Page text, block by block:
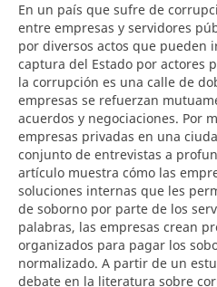
En un país que sufre de
entre empresas y servidores
por diversos actos que pueden
captura del Estado por actores
la corrupción es una calle de
empresas se refuerzan
acuerdos y negociaciones. Por
empresas privadas en una
conjunto de entrevistas a
artículo muestra cómo las
soluciones internas que les
de soborno por parte de los
palabras, las empresas crean
organizados para pagar los
normalizado. A partir de un
debate en la literatura sobre